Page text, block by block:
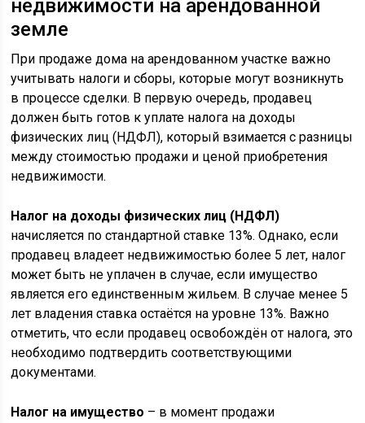
недвижимости на арендованной
земле
При продаже дома на арендованном участке важно
учитывать налоги и сборы, которые могут возникнуть
в процессе сделки. В первую очередь, продавец
должен быть готов к уплате налога на доходы
физических лиц (НДФЛ), который взимается с разницы
между стоимостью продажи и ценой приобретения
недвижимости.
Налог на доходы физических лиц (НДФЛ)
начисляется по стандартной ставке 13%. Однако, если
продавец владеет недвижимостью более 5 лет, налог
может быть не уплачен в случае, если имущество
является его единственным жильем. В случае менее 5
лет владения ставка остаётся на уровне 13%. Важно
отметить, что если продавец освобождён от налога, это
необходимо подтвердить соответствующими
документами.
Налог на имущество – в момент продажи